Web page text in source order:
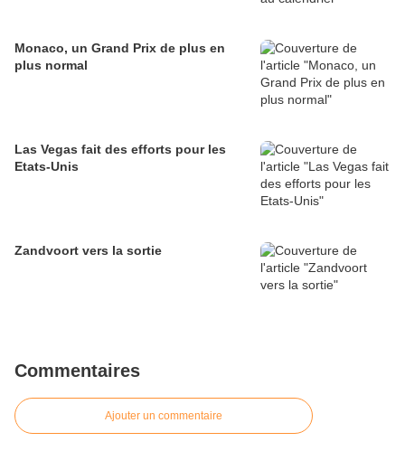
Monaco, un Grand Prix de plus en
plus normal
Las Vegas fait des efforts pour les
Etats-Unis
Zandvoort vers la sortie
Commentaires
Ajouter un commentaire